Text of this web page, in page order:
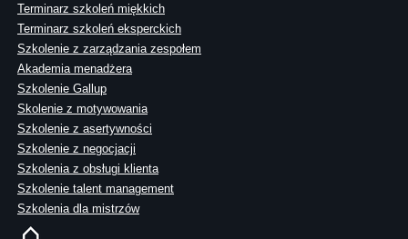
Terminarz szkoleń miękkich
Terminarz szkoleń eksperckich
Szkolenie z zarządzania zespołem
Akademia menadżera
Szkolenie Gallup
Skolenie z motywowania
Szkolenie z asertywności
Szkolenie z negocjacji
Szkolenia z obsługi klienta
Szkolenie talent management
Szkolenia dla mistrzów